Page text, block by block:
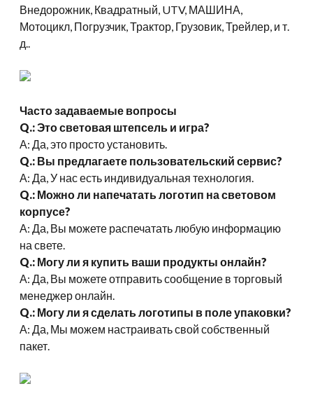
Внедорожник, Квадратный, UTV, МАШИНА,
Мотоцикл, Погрузчик, Трактор, Грузовик, Трейлер, и т.
д..
Часто задаваемые вопросы
Q.: Это световая штепсель и игра?
А: Да, это просто установить.
Q.: Вы предлагаете пользовательский сервис?
А: Да, У нас есть индивидуальная технология.
Q.: Можно ли напечатать логотип на световом
корпусе?
А: Да, Вы можете распечатать любую информацию
на свете.
Q.: Могу ли я купить ваши продукты онлайн?
А: Да, Вы можете отправить сообщение в торговый
менеджер онлайн.
Q.: Могу ли я сделать логотипы в поле упаковки?
А: Да, Мы можем настраивать свой собственный
пакет.